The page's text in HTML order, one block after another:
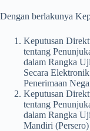
Dengan berlakunya
Keputusan
tentang
dalam Rangka
Secara
Penerimaan
Keputusan
tentang
dalam Rangka
Mandiri